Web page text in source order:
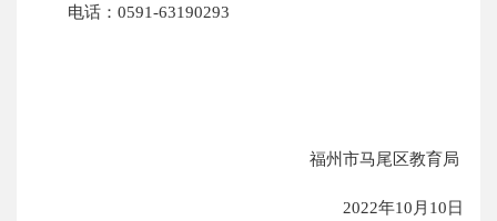
电话：0591-63190293
福州市马尾区教育局
2022年10月10日